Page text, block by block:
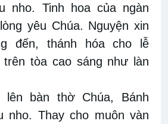
nho. Tinh hoa của ngàn
yêu Chúa. Nguyện xin
đến, thánh hóa cho lễ
trên tòa cao sáng như làn
lên bàn thờ Chúa, Bánh
nho. Thay cho muôn vàn